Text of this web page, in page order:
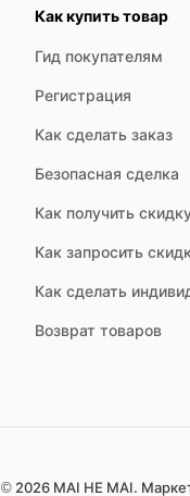
Как купить товар
Гид покупателям
Регистрация
Как сделать заказ
Безопасная сделка
Как получить
Как запросить
Как сделать
Возврат товаров
© 2026 MAI HE MAI.